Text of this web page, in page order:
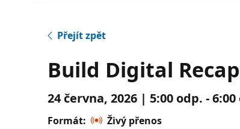
Přejít zpět
Build Digital
24 června, 2026 | 5:00 odp. -
Formát:
Živý přenos